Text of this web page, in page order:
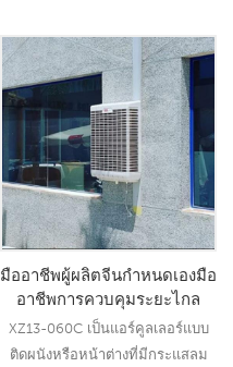
รีโมทคอนโทรล
อ่านเพิ่มเติม
มืออาชีพผู้ผลิตจีนกำหนดเองมือ
อาชีพการควบคุมระยะไกล
อากาศเย็นRegulator
XZ13-060C เป็นแอร์คูลเลอร์แบบ
ติดผนังหรือหน้าต่างที่มีกระแสลม